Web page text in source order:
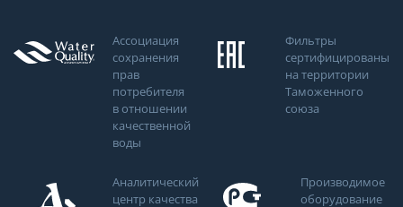
Ассоциация
сохранения
прав
потребителя
в отношении
качественной
воды
Фильтры
сертифицированы
на территории
Таможенного
союза
Аналитический
центр качества
Производимое
оборудование